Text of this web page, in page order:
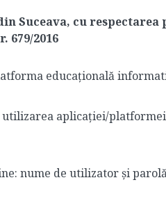
Suceava, cu
679/2016
educațională
aplicației/
nume de utilizator și parolă